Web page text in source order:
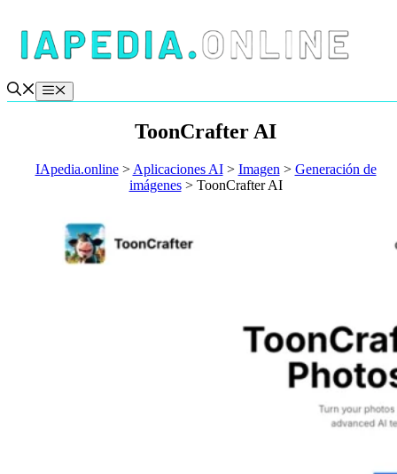
contenido
Menú
ToonCrafter AI
IApedia.online> Aplicaciones AI> Imagen > Generación de
imágenes> ToonCrafter AI